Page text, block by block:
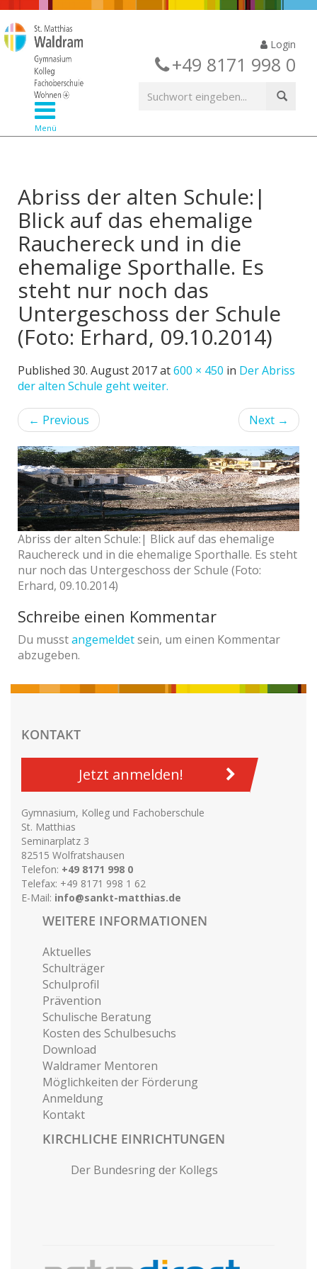
Login
+49 8171 998 0
Menü
Abriss der alten Schule:|
Blick auf das ehemalige
Rauchereck und in die
ehemalige Sporthalle. Es
steht nur noch das
Untergeschoss der Schule
(Foto: Erhard, 09.10.2014)
Published 30. August 2017at600 × 450 in Der Abriss
der alten Schule geht weiter.
← Previous Next →
Abriss der alten Schule:| Blick auf das ehemalige
Rauchereck und in die ehemalige Sporthalle. Es steht
nur noch das Untergeschoss der Schule (Foto:
Erhard, 09.10.2014)
Schreibe einen Kommentar
Du musstangemeldetsein, um einen Kommentar
abzugeben.
KONTAKT
Jetzt anmelden!
Gymnasium, Kolleg und Fachoberschule
St. Matthias
Seminarplatz 3
82515 Wolfratshausen
Telefon: +49 8171 998 0
Telefax: +49 8171 998 1 62
E-Mail: info@sankt-matthias.de
WEITERE INFORMATIONEN
Aktuelles
Schulträger
Schulprofil
Prävention
Schulische Beratung
Kosten des Schulbesuchs
Download
Waldramer Mentoren
Möglichkeiten der Förderung
Anmeldung
Kontakt
KIRCHLICHE EINRICHTUNGEN
Der Bundesring der Kollegs